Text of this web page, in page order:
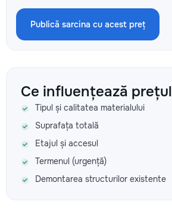
Publică sarcina cu acest preț
Ce influențează prețul
Tipul și calitatea materialului
Suprafața totală
Etajul și accesul
Termenul (urgență)
Demontarea structurilor existente